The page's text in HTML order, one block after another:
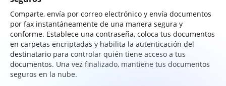
Comparte, envía por correo electrónico y envía documentos
por fax instantáneamente de una manera segura y
conforme. Establece una contraseña, coloca tus documentos
en carpetas encriptadas y habilita la autenticación del
destinatario para controlar quién tiene acceso a tus
documentos. Una vez finalizado, mantiene tus documentos
seguros en la nube.